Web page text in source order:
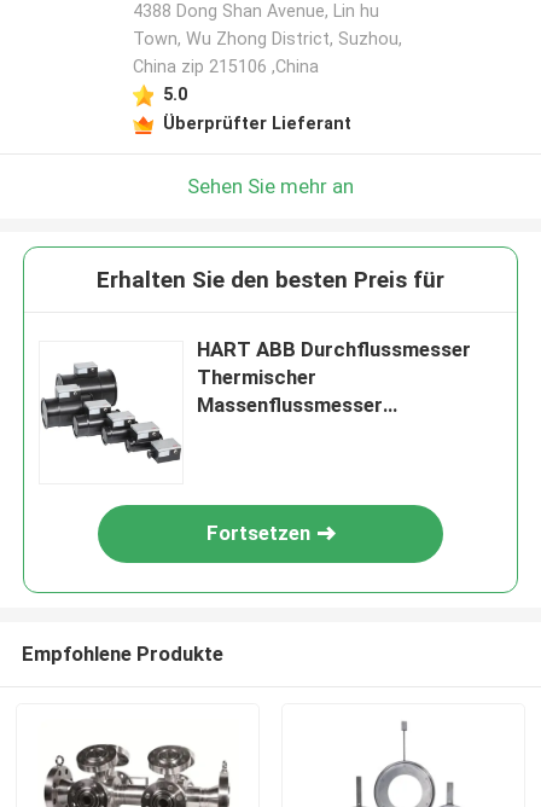
4388 Dong Shan Avenue, Lin hu
Town, Wu Zhong District, Suzhou,
China zip 215106 ,China
5.0
Überprüfter Lieferant
Sehen Sie mehr an
Erhalten Sie den besten Preis für
HART ABB Durchflussmesser
Thermischer
Massenflussmesser
Fortsetzen
Empfohlene Produkte